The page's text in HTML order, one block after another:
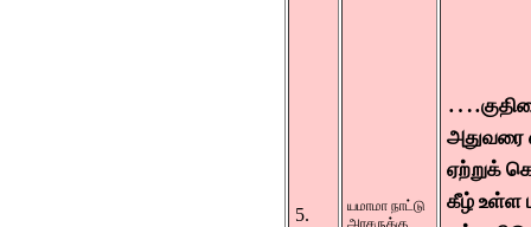
5.
யமாமா நாட்டு
….
அதுவரை
ஏற்றுக்
கீழ் உள்ள